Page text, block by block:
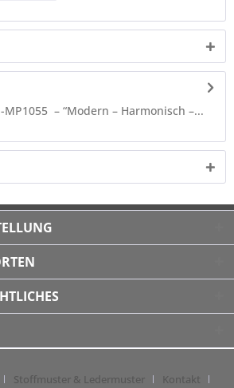
MP1055 – “Modern – Harmonisch –...
Stoffmuster & Ledermuster
Kontakt